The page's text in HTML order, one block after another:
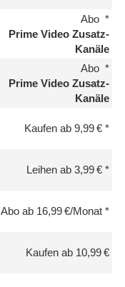
Abo
Prime Video Zusatz-
Kanäle
Abo
Prime Video Zusatz-
Kanäle
Kaufen ab 9,99 €
Leihen ab 3,99 €
Abo ab 16,99 €/Monat
Kaufen ab 10,99 €